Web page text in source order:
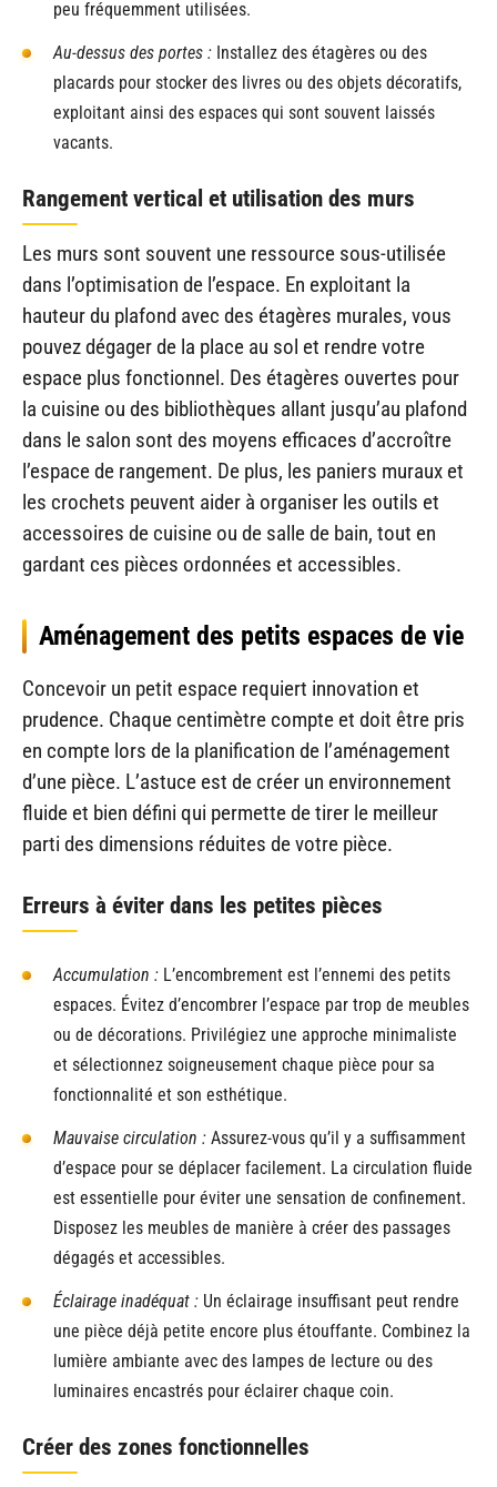
peu fréquemment utilisées.
Au-dessus des portes : Installez des étagères ou des
placards pour stocker des livres ou des objets décoratifs,
exploitant ainsi des espaces qui sont souvent laissés
vacants.
Rangement vertical et utilisation des murs
Les murs sont souvent une ressource sous-utilisée
dans l’optimisation de l’espace. En exploitant la
hauteur du plafond avec des étagères murales, vous
pouvez dégager de la place au sol et rendre votre
espace plus fonctionnel. Des étagères ouvertes pour
la cuisine ou des bibliothèques allant jusqu’au plafond
dans le salon sont des moyens efficaces d’accroître
l’espace de rangement. De plus, les paniers muraux et
les crochets peuvent aider à organiser les outils et
accessoires de cuisine ou de salle de bain, tout en
gardant ces pièces ordonnées et accessibles.
Aménagement des petits espaces de vie
Concevoir un petit espace requiert innovation et
prudence. Chaque centimètre compte et doit être pris
en compte lors de la planification de l’aménagement
d’une pièce. L’astuce est de créer un environnement
fluide et bien défini qui permette de tirer le meilleur
parti des dimensions réduites de votre pièce.
Erreurs à éviter dans les petites pièces
Accumulation : L’encombrement est l’ennemi des petits
espaces. Évitez d’encombrer l’espace par trop de meubles
ou de décorations. Privilégiez une approche minimaliste
et sélectionnez soigneusement chaque pièce pour sa
fonctionnalité et son esthétique.
Mauvaise circulation : Assurez-vous qu’il y a suffisamment
d’espace pour se déplacer facilement. La circulation fluide
est essentielle pour éviter une sensation de confinement.
Disposez les meubles de manière à créer des passages
dégagés et accessibles.
Éclairage inadéquat : Un éclairage insuffisant peut rendre
une pièce déjà petite encore plus étouffante. Combinez la
lumière ambiante avec des lampes de lecture ou des
luminaires encastrés pour éclairer chaque coin.
Créer des zones fonctionnelles